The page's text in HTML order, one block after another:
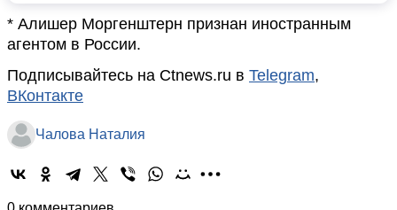
* Алишер Моргенштерн признан иностранным
агентом в России.
Подписывайтесь на Ctnews.ru в Telegram,
ВКонтакте
Чалова Наталия